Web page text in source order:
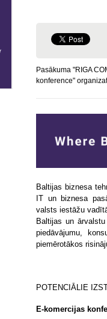
Pasākuma "RIGA
konference"
Baltijas biznesa
IT un biznesa
valsts iestāžu
Baltijas un
piedāvājumu,
piemērotākos
POTENCIĀLIE
E-komercijas